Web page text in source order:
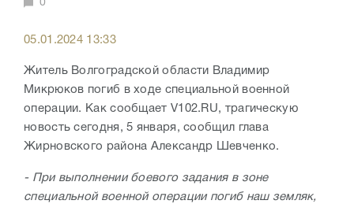
0
05.01.2024 13:33
Житель Волгоградской области Владимир
Микрюков погиб в ходе специальной военной
операции. Как сообщает V102.RU, трагическую
новость сегодня, 5 января, сообщил глава
Жирновского района Александр Шевченко.
- При выполнении боевого задания в зоне
специальной военной операции погиб наш земляк,